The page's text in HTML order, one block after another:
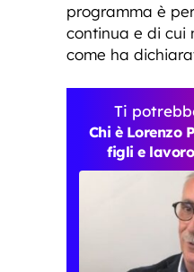
programma è
continua e di cui
come ha
Ti
Chi è Lorenzo
figli e